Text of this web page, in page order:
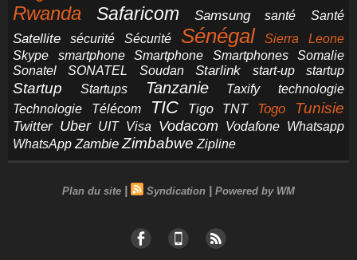
Rwanda Safaricom Samsung santé Santé
Satellite sécurité Sécurité Sénégal
Sierra Leone
Skype
smartphone Smartphone Smartphones
Somalie
Sonatel
SONATEL Soudan Starlink start-up startup
Startup Startups Tanzanie Taxify
technologie
Technologie
Télécom TIC Tigo TNT Togo Tunisie
Twitter Uber UIT Visa Vodacom Vodafone Whatsapp
WhatsApp Zambie Zimbabwe Zipline
Plan du site | Syndication | Powered by WM